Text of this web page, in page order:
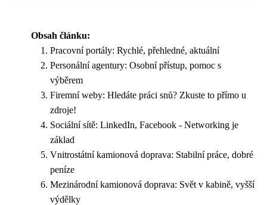
Obsah článku:
Pracovní portály: Rychlé, přehledné, aktuální
Personální agentury: Osobní přístup, pomoc s
výběrem
Firemní weby: Hledáte práci snů? Zkuste to přímo u
zdroje!
Sociální sítě: LinkedIn, Facebook - Networking je
základ
Vnitrostátní kamionová doprava: Stabilní práce, dobré
peníze
Mezinárodní kamionová doprava: Svět v kabině, vyšší
výdělky